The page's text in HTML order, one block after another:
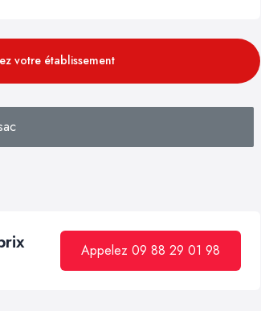
votre établissement
Appelez 09 88 29 01 98